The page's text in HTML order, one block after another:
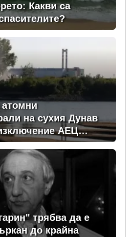
Какви са
на сухия Дунав
АЕЦ
трябва да е
до крайна